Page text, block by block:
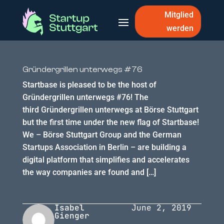
Mitglied
werden
Gründergrillen unterwegs #76
Startbase is pleased to be the host of
Gründergrillen unterwegs #76! The
third Gründergrillen unterwegs at Börse Stuttgart
but the first time under the new flag of Startbase!
We – Börse Stuttgart Group and the German
Startups Association in Berlin – are building a
digital platform that simplifies and accelerates
the way companies are found and […]
Isabel
Gienger
June 2, 2019